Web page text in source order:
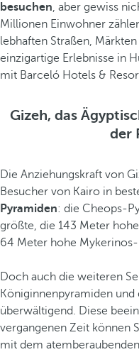
besuchen, aber gewiss
Millionen Einwohner
lebhaften Straßen,
einzigartige Erlebnisse in
mit Barceló Hotels &
Gizeh, das
der
Die Anziehungskraft von
Besucher von Kairo in
Pyramiden: die Cheops-
größte, die 143 Meter
64 Meter hohe
Doch auch die weiteren
Königinnenpyramiden und
überwältigend. Diese
vergangenen Zeit können
mit dem